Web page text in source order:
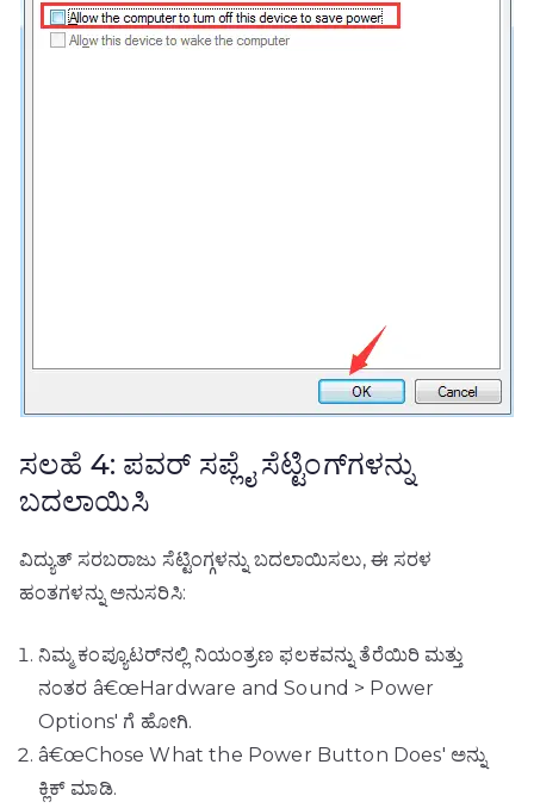
ಸಲಹೆ 4: ಪವರ್ ಸಪ್ಲೈ ಸೆಟ್ಟಿಂಗ್‌ಗಳನ್ನು
ಬದಲಾಯಿಸಿ
ವಿದ್ಯುತ್ ಸರಬರಾಜು ಸೆಟ್ಟಿಂಗ್ಗಳನ್ನು ಬದಲಾಯಿಸಲು, ಈ ಸರಳ
ಹಂತಗಳನ್ನು ಅನುಸರಿಸಿ:
ನಿಮ್ಮ ಕಂಪ್ಯೂಟರ್‌ನಲ್ಲಿ ನಿಯಂತ್ರಣ ಫಲಕವನ್ನು ತೆರೆಯಿರಿ ಮತ್ತು
ನಂತರ â€œHardware and Sound > Power
Options' ಗೆ ಹೋಗಿ.
â€œChose What the Power Button Does' ಅನ್ನು
ಕ್ಲಿಕ್ ಮಾಡಿ.